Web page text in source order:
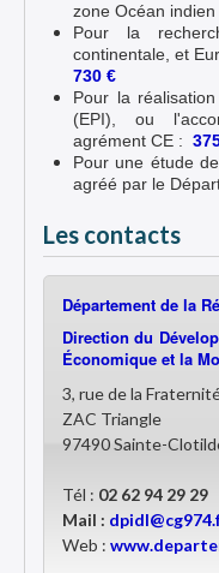
zone Océan indien
Pour la
continentale, et
730 €
Pour la
(EPI), ou
agrément CE :
Pour une étude
agréé par le
Les contacts
Département de la
Direction du
Économique et la
3, rue de la
ZAC Triangle
97490 Sainte-
Tél : 02 62 94 29 29
Mail :
Web :